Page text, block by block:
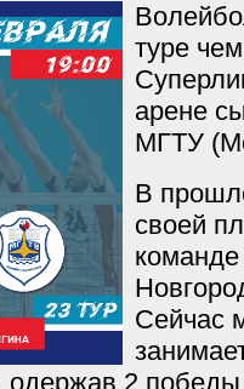
туре
арене
МГТУ
В
своей
Сейчас
одержав 2